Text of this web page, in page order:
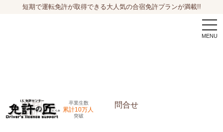
短期で運転免許が取得できる大人気の合宿免許プランが満載!!
卒業生数
累計10万人
突破
問合せ